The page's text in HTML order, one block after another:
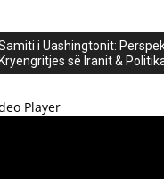
i Uashingtonit:
së Iranit &
Player